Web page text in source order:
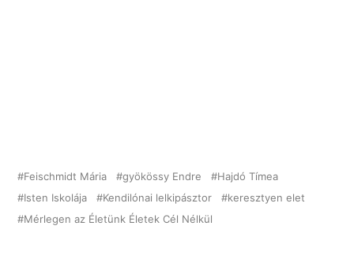
Feischmidt Mária gyökössy Endre
Hajdó Tímea
Isten Iskolája
Kendilónai lelkipásztor
keresztyen elet
Mérlegen az Életünk Életek Cél Nélkül